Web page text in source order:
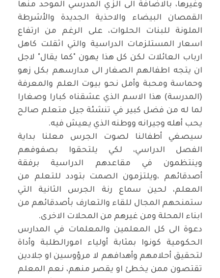
وغيرها، بالاضافة الى الزي المدرسي الموحد منها
القمصان البيضاء والاحذية الجديدة والأشرطة
الملونة للبنات الحلوات، على الرغم من ارتفاع
اسعار المستلزمات الدراسية والتي اثقلت كاهل
ارباب العائلات لكن كل هذا يهون "كما يقال" لاجل
ان يتجه اطفالهم الصغار الى مدارسهم بكل زهو
وحماسة ومحبة وأمل نحو بيوت العلم والمعرفة
(المدرسة) هذا الاسم الذي عشقناه كبارا وصغارا
لما له من فضل كبير في تنشئة جيل متعلم صالح
يحب أهله وجيرانه ووطنه الذي يعيش فيه.
سيصغي أطفالنا لصوت الجرس معلنا بداية
الفصل الدراسي، لكي يلتحقوا بصفوفهم
وينتظمون في مقاعدهم الدراسية برفقة
أصدقائهم ،ويلتزمون الصمت بتودد للتعلم من
المعلم، لحين سماع رنة الجرس الثانية التي
ستمنحهم المجال للقاء والتعارف بأصدقائهم من
ابناء المحلة ومن غيرهم من المحلات الاخرى.
دعوة الى كل المعلمين والمعلمات في المدارس
الحكومية كونوا بمثابة أولياء امورالطلبة وأداة
لتحقيق أحلامهم وأهدافهم لا مرؤوسين او جلادين
تقتصون ممن يخطئ او يقصر منهم، نعم المعلم